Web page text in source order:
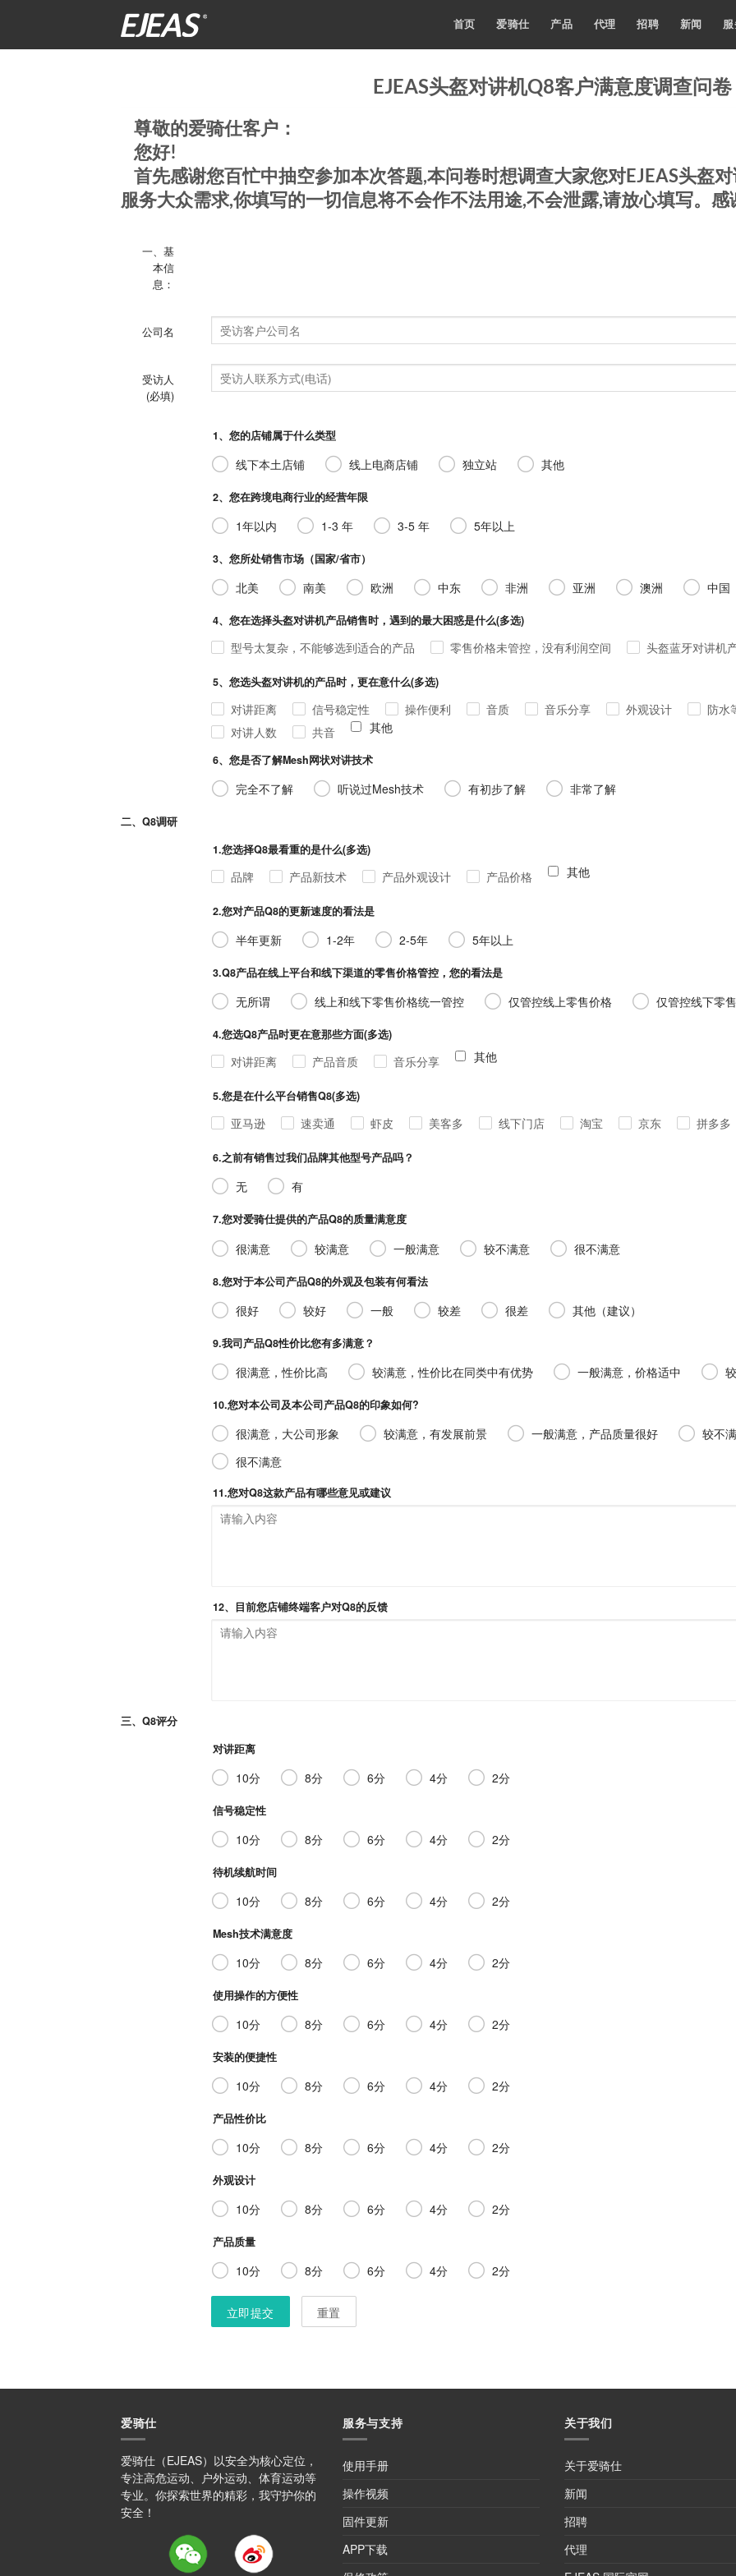
首页 爱骑仕 产品 代理 招聘 新闻
EJEAS头盔对讲机Q8客户满意度调查问卷
尊敬的爱骑仕客户：
您好!
首先感谢您百忙中抽空参加本次答题,本问卷时想调查大家您对EJEAS头盔
服务大众需求,你填写的一切信息将不会作不法用途,不会泄露,请放心填写。
一、基
本信
息：
公司名
受访人
(必填)
1、您的店铺属于什么类型
线下本土店铺 线上电商店铺 独立站 其他
2、您在跨境电商行业的经营年限
1年以内 1-3 年 3-5 年 5年以上
3、您所处销售市场（国家/省市）
北美 南美 欧洲 中东 非洲 亚洲 澳洲 中国
4、您在选择头盔对讲机产品销售时，遇到的最大困惑是什么(多选)
型号太复杂，不能够选到适合的产品 零售价格未管控，没有利润空间 头盔蓝牙对讲机
5、您选头盔对讲机的产品时，更在意什么(多选)
对讲距离 信号稳定性 操作便利 音质 音乐分享 外观设计
防水
对讲人数
共音 其他
6、您是否了解Mesh网状对讲技术
完全不了解 听说过Mesh技术 有初步了解 非常了解
二、Q8调研
1.您选择Q8最看重的是什么(多选)
品牌 产品新技术 产品外观设计 产品价格 其他
2.您对产品Q8的更新速度的看法是
半年更新 1-2年 2-5年 5年以上
3.Q8产品在线上平台和线下渠道的零售价格管控，您的看法是
无所谓 线上和线下零售价格统一管控 仅管控线上零售价格 仅管控线下零
4.您选Q8产品时更在意那些方面(多选)
对讲距离 产品音质 音乐分享 其他
5.您是在什么平台销售Q8(多选)
亚马逊 速卖通 虾皮 美客多 线下门店 淘宝 京东 拼多多
6.之前有销售过我们品牌其他型号产品吗？
无 有
7.您对爱骑仕提供的产品Q8的质量满意度
很满意 较满意 一般满意 较不满意 很不满意
8.您对于本公司产品Q8的外观及包装有何看法
很好 较好 一般 较差 很差 其他（建议）
9.我司产品Q8性价比您有多满意？
很满意，性价比高 较满意，性价比在同类中有优势 一般满意，价格适中
10.您对本公司及本公司产品Q8的印象如何?
很满意，大公司形象 较满意，有发展前景 一般满意，产品质量很好
较不
很不满意
11.您对Q8这款产品有哪些意见或建议
12、目前您店铺终端客户对Q8的反馈
三、Q8评分
对讲距离
10分 8分 6分 4分 2分
信号稳定性
10分 8分 6分 4分 2分
待机续航时间
10分 8分 6分 4分 2分
Mesh技术满意度
10分 8分 6分 4分 2分
使用操作的方便性
10分 8分 6分 4分 2分
安装的便捷性
10分 8分 6分 4分 2分
产品性价比
10分 8分 6分 4分 2分
外观设计
10分 8分 6分 4分 2分
产品质量
10分 8分 6分 4分 2分
立即提交 重置
爱骑仕
爱骑仕（EJEAS）以安全为核心定位，
专注高危运动、户外运动、体育运动等
专业。你探索世界的精彩，我守护你的
安全！
服务与支持
使用手册
操作视频
固件更新
APP下载
关于我们
关于爱骑仕
新闻
招聘
代理